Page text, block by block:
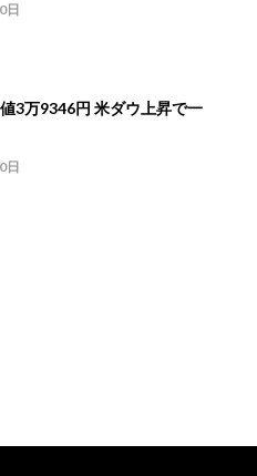
日
3万9346円 米ダウ上昇で一
日